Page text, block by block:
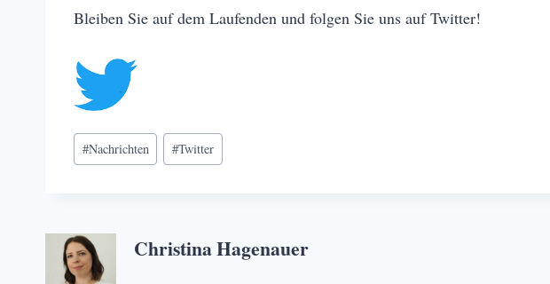
Bleiben Sie auf dem Laufenden und folgen Sie uns auf Twitter!
Schlagworte:
#Nachrichten #Twitter
Christina Hagenauer